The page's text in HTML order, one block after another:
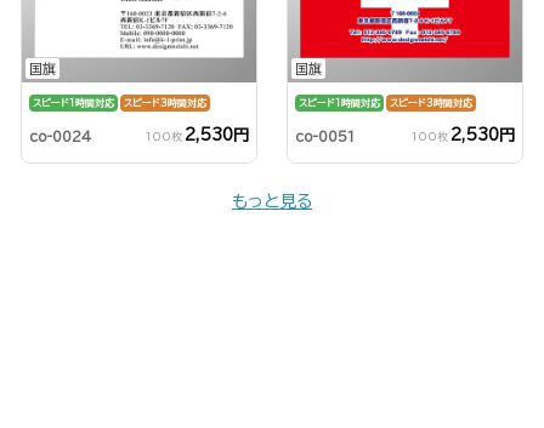
国旗
スピード1時間対応 スピード3時間対応
co-0024 100枚 2,530円
国旗
スピード1時間対応 スピード3時間対応
co-0051 100枚 2,530円
もっと見る